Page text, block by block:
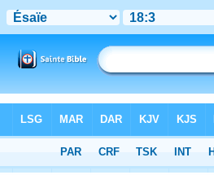
Chapitre 18> Verset 3